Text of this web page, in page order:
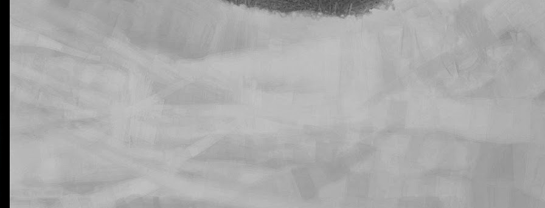
La otra tutoría de Javier
de las tareas de Natural Science en 5º